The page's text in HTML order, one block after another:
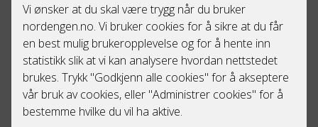
drift og vedlikehold. Avhengig av din bedrifts
bransje, størrelse og behov, setter vi opp en
tilpasset serviceavtale for deg.
Serviceavtalen inkluderer jevnlige
internkontroller, samt andre nyttige tjenester.
Vi kan eksempelvis bistå i å lage en plan for å
utbedre sikkerheten eller komforten på